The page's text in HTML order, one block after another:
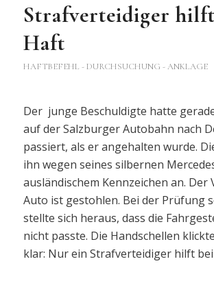
Strafverteidiger
Haft
HAFTBEFEHL - DURCHSUCHUNG - ANKLAGE
Der junge Beschuldigte hatte
auf der Salzburger Autobahn nach
passiert, als er angehalten wurde.
ihn wegen seines silbernen
ausländischem Kennzeichen an. Der
Auto ist gestohlen. Bei der Prüfung
stellte sich heraus, dass die
nicht passte. Die Handschellen
klar: Nur ein Strafverteidiger hilft